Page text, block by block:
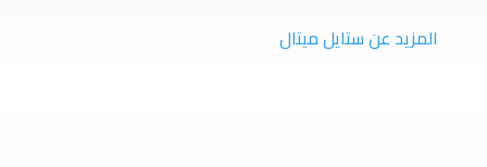
المزيد عن ستايل ميتال